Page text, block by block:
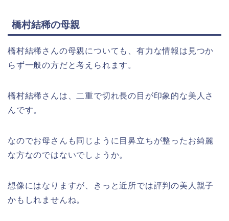
橋村結稀の母親
橋村結稀さんの母親についても、有力な情報は見つか
らず一般の方だと考えられます。
橋村結稀さんは、二重で切れ長の目が印象的な美人さ
んです。
なのでお母さんも同じように目鼻立ちが整ったお綺麗
な方なのではないでしょうか。
想像にはなりますが、きっと近所では評判の美人親子
かもしれませんね。